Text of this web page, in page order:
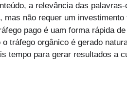
a relevância das
mas não requer um
pago é uam forma rápida
o tráfego orgânico é gerado
tempo para gerar resultados a